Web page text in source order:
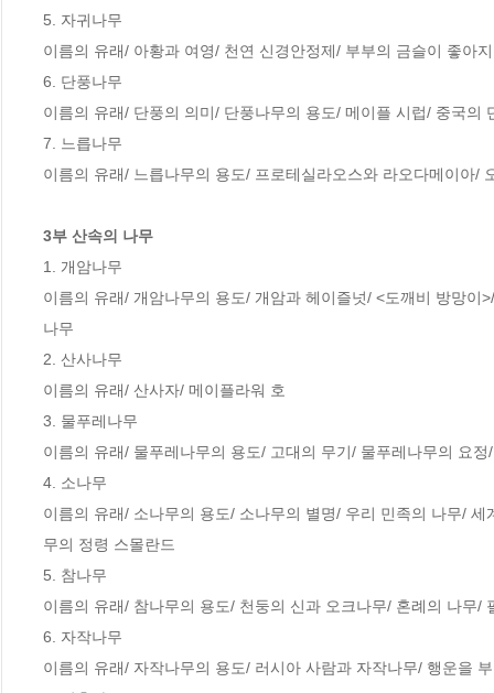
5. 자귀나무
이름의 유래/ 아황과 여영/ 천연 신경안정제/ 부부의 금슬이 좋아
6. 단풍나무
이름의 유래/ 단풍의 의미/ 단풍나무의 용도/ 메이플 시럽/ 중국
7. 느릅나무
이름의 유래/ 느릅나무의 용도/ 프로테실라오스와 라오다메이아/
3부 산속의 나무
1. 개암나무
이름의 유래/ 개암나무의 용도/ 개암과 헤이즐넛/ <도깨비 방망
나무
2. 산사나무
이름의 유래/ 산사자/ 메이플라워 호
3. 물푸레나무
이름의 유래/ 물푸레나무의 용도/ 고대의 무기/ 물푸레나무의 요
4. 소나무
이름의 유래/ 소나무의 용도/ 소나무의 별명/ 우리 민족의 나무/
무의 정령 스몰란드
5. 참나무
이름의 유래/ 참나무의 용도/ 천둥의 신과 오크나무/ 혼례의 나무
6. 자작나무
이름의 유래/ 자작나무의 용도/ 러시아 사람과 자작나무/ 행운을